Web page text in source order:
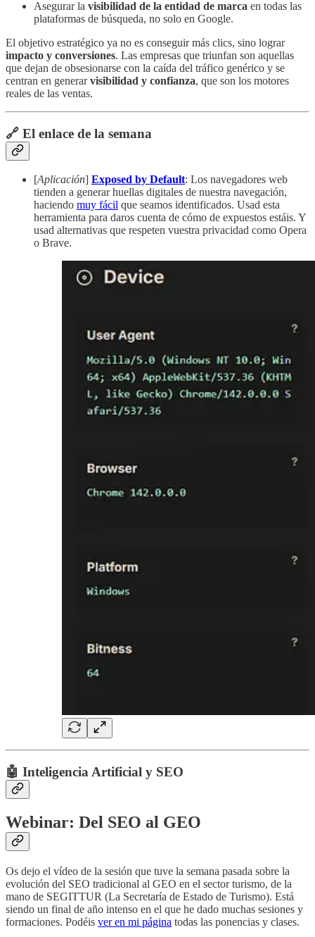
Asegurar la visibilidad de la entidad de marca en todas las
plataformas de búsqueda, no solo en Google.
El objetivo estratégico ya no es conseguir más clics, sino lograr
impacto y conversiones. Las empresas que triunfan son aquellas
que dejan de obsesionarse con la caída del tráfico genérico y se
centran en generarvisibilidad y confianza, que son los motores
reales de las ventas.
🔗 El enlace de la semana
[Aplicación] Exposed by Default: Los navegadores web
tienden a generar huellas digitales de nuestra navegación,
haciendo muy fácil que seamos identificados. Usad esta
herramienta para daros cuenta de cómo de expuestos estáis. Y
usad alternativas que respeten vuestra privacidad como Opera
o Brave.
🤖 Inteligencia Artificial y SEO
Webinar: Del SEO al GEO
Os dejo el vídeo de la sesión que tuve la semana pasada sobre la
evolución del SEO tradicional al GEO en el sector turismo, de la
mano de SEGITTUR (La Secretaría de Estado de Turismo). Está
siendo un final de año intenso en el que he dado muchas sesiones y
formaciones. Podéis ver en mi página todas las ponencias y clases.